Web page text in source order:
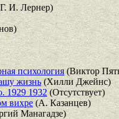
И. Лернер)
психология(Виктор
жизнь(Хилли Джейнс)
1929 1932 (Отсутствует)
вихре (А. Казанцев)
Манагадзе)